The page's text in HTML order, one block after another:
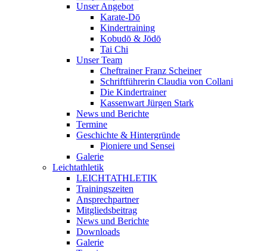
Unser Angebot
Karate-Dō
Kindertraining
Kobudō & Jōdō
Tai Chi
Unser Team
Cheftrainer Franz Scheiner
Schriftführerin Claudia von Collani
Die Kindertrainer
Kassenwart Jürgen Stark
News und Berichte
Termine
Geschichte & Hintergründe
Pioniere und Sensei
Galerie
Leichtathletik
LEICHTATHLETIK
Trainingszeiten
Ansprechpartner
Mitgliedsbeitrag
News und Berichte
Downloads
Galerie